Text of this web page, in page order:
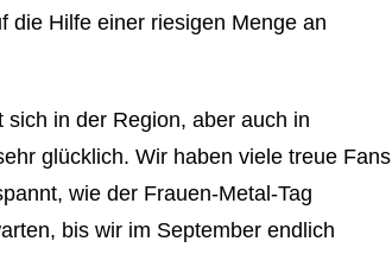
die Hilfe einer riesigen Menge an
sich in der Region, aber auch in
glücklich. Wir haben viele treue Fans
wie der Frauen-Metal-Tag
bis wir im September endlich